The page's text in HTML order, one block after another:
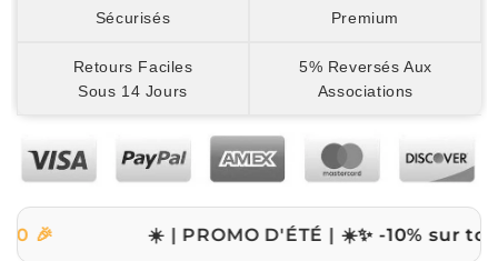
Sécurisés
Premium
Retours Faciles
Sous 14 Jours
5% Reversés Aux
Associations
☀️ | PROMO D'ÉTÉ | ☀️✨ -10% sur tout le